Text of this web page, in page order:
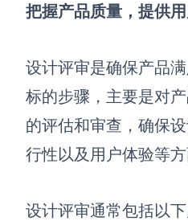
把握产品质量，提供
设计评审是确保产品
标的步骤，主要是对
的评估和审查，确保
行性以及用户体验等方
设计评审通常包括以下